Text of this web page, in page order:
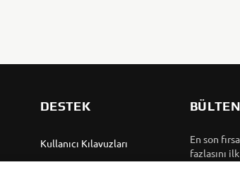
DESTEK
Kullanıcı Kılavuzları
BÜLTEN
En son
fazlasını